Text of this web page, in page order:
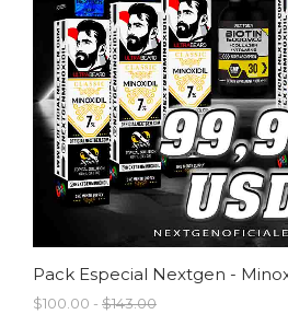
Pack Especial Nextgen -
$100.00 - $143.00